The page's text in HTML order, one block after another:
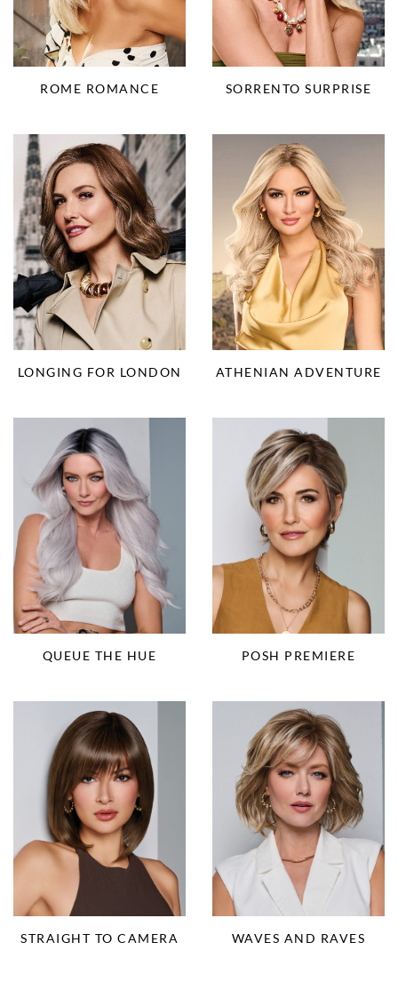
ROME ROMANCE SORRENTO SURPRISE
LONGING FOR LONDON ATHENIAN ADVENTURE
QUEUE THE HUE POSH PREMIERE
STRAIGHT TO CAMERA WAVES AND RAVES